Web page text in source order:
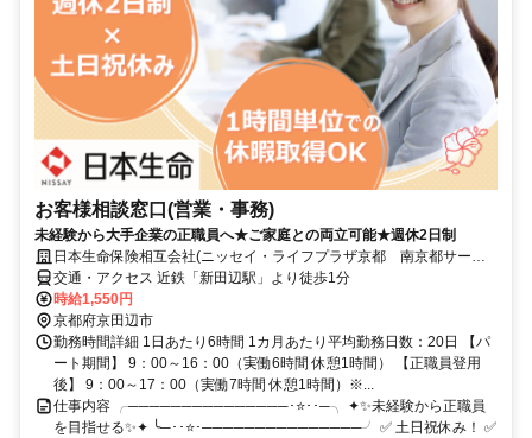
お客様相談窓口(営業・事務)
未経験から大手企業の正職員へ★ご家庭との両立可能★週休2日制
日本生命保険相互会社(ニッセイ・ライフプラザ京都 南京都サービ
スオフィス)
交通・アクセス 近鉄「新田辺駅」より徒歩1分
時給1,550円
京都府京田辺市
勤務時間詳細 1日あたり6時間 1カ月あたり平均勤務日数：20日 【パ
ート期間】 9：00～16：00（実働6時間 休憩1時間） 【正職員登用
後】 9：00～17：00（実働7時間 休憩1時間）※...
仕事内容 ╭───────────────･⭐･･─╮ ✦✨未経験から正職員
を目指せる✨✦ ╰─･･⭐･───────────────╯ ✅ 土日祝休み！ ✅